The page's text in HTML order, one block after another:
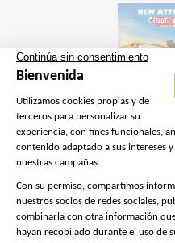
Si quieres
uno de los locales
parque, como
el
Les Comptoirs
de un bufé
sus numerosos
Tanto si buscas